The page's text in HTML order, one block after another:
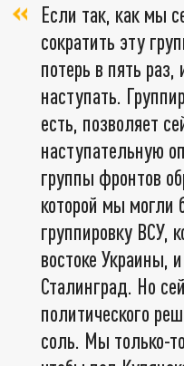
Если так, как мы
сократить эту
потерь в пять
наступать.
есть, позволяет
наступательную
группы фронтов
которой мы могли
группировку ВСУ,
востоке Украины,
Сталинград. Но
политического
соль. Мы только-